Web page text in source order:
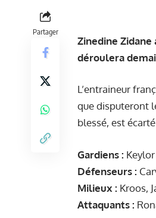
Partager
Zinedine
déroulera
L’entraineur
que disputeront
blessé, est
Gardiens :
Défenseurs :
Milieux : Kroos,
Attaquants :